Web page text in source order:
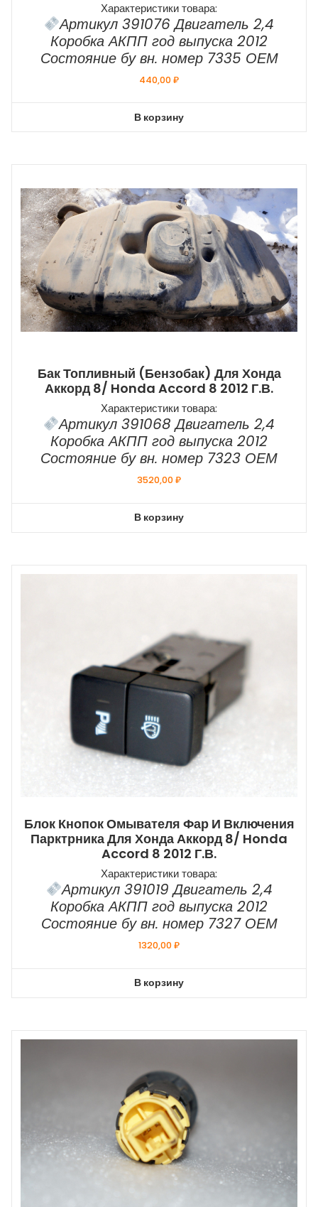
Характеристики товара:
Артикул 391076 Двигатель 2,4
Коробка АКПП год выпуска 2012
Состояние бу вн. номер 7335 ОЕМ
440,00₽
В корзину
Бак Топливный (бензобак) Для Хонда
Аккорд 8/ Honda Accord 8 2012 Г.в.
Характеристики товара:
Артикул 391068 Двигатель 2,4
Коробка АКПП год выпуска 2012
Состояние бу вн. номер 7323 ОЕМ
3520,00₽
В корзину
Блок Кнопок Омывателя Фар И Включения
Парктрника Для Хонда Аккорд 8/ Honda
Accord 8 2012 Г.в.
Характеристики товара:
Артикул 391019 Двигатель 2,4
Коробка АКПП год выпуска 2012
Состояние бу вн. номер 7327 ОЕМ
1320,00₽
В корзину